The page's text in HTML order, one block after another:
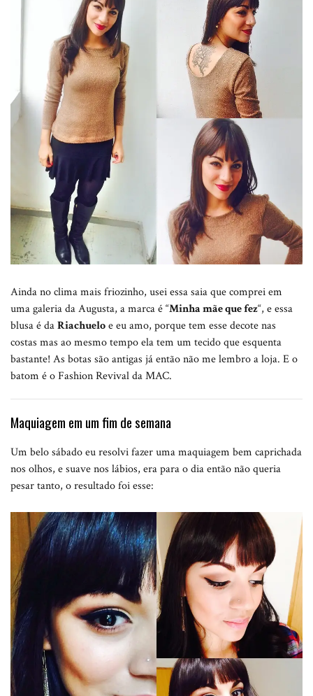
Ainda no clima mais friozinho, usei essa saia que comprei em
uma galeria da Augusta, a marca é “Minha mãe que fez“, e essa
blusa é daRiachueloe eu amo, porque tem esse decote nas
costas mas ao mesmo tempo ela tem um tecido que esquenta
bastante! As botas são antigas já então não me lembro a loja. E o
batom é o Fashion Revival da MAC.
Maquiagem em um fim de semana
Um belo sábado eu resolvi fazer uma maquiagem bem caprichada
nos olhos, e suave nos lábios, era para o dia então não queria
pesar tanto, o resultado foi esse: